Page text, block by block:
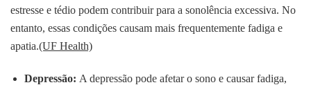
estresse e tédio podem contribuir para a sonolência excessiva. No
entanto, essas condições causam mais frequentemente fadiga e
apatia.(UF Health)
Depressão: A depressão pode afetar o sono e causar fadiga,